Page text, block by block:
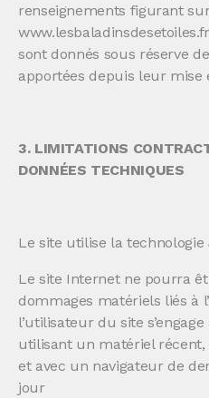
renseignements figurant
sont donnés sous réserve
apportées depuis leur mise
3. LIMITATIONS
DONNÉES TECHNIQUES
Le site utilise la technologie
Le site Internet ne pourra
dommages matériels liés à
l’utilisateur du site
utilisant un matériel
et avec un navigateur de
jour